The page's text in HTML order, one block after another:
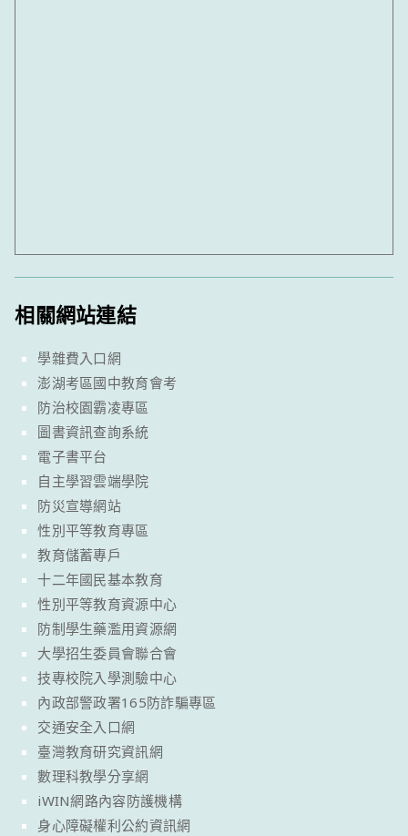
相關網站連結
學雜費入口網
澎湖考區國中教育會考
防治校園霸凌專區
圖書資訊查詢系統
電子書平台
自主學習雲端學院
防災宣導網站
性別平等教育專區
教育儲蓄專戶
十二年國民基本教育
性別平等教育資源中心
防制學生藥濫用資源網
大學招生委員會聯合會
技專校院入學測驗中心
內政部警政署165防詐騙專區
交通安全入口網
臺灣教育研究資訊網
數理科教學分享網
iWIN網路內容防護機構
身心障礙權利公約資訊網